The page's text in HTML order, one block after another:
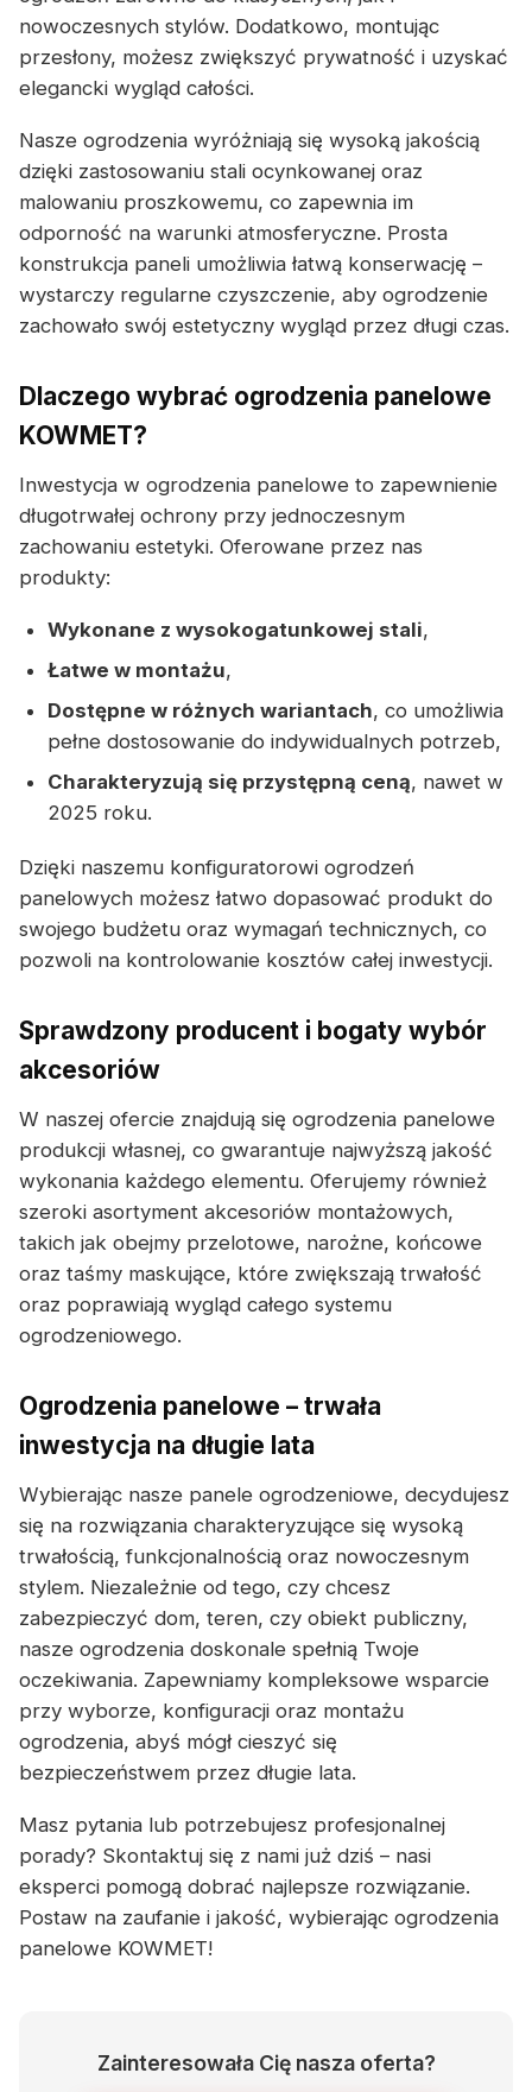
nowoczesnych stylów. Dodatkowo, montując
przesłony, możesz zwiększyć prywatność i uzyskać
elegancki wygląd całości.
Nasze ogrodzenia wyróżniają się wysoką jakością
dzięki zastosowaniu stali ocynkowanej oraz
malowaniu proszkowemu, co zapewnia im
odporność na warunki atmosferyczne. Prosta
konstrukcja paneli umożliwia łatwą konserwację –
wystarczy regularne czyszczenie, aby ogrodzenie
zachowało swój estetyczny wygląd przez długi czas.
Dlaczego wybrać ogrodzenia panelowe
KOWMET?
Inwestycja w ogrodzenia panelowe to zapewnienie
długotrwałej ochrony przy jednoczesnym
zachowaniu estetyki. Oferowane przez nas
produkty:
Wykonane z wysokogatunkowej stali,
Łatwe w montażu,
Dostępne w różnych wariantach, co umożliwia
pełne dostosowanie do indywidualnych potrzeb,
Charakteryzują się przystępną ceną, nawet w
2025 roku.
Dzięki naszemu konfiguratorowi ogrodzeń
panelowych możesz łatwo dopasować produkt do
swojego budżetu oraz wymagań technicznych, co
pozwoli na kontrolowanie kosztów całej inwestycji.
Sprawdzony producent i bogaty wybór
akcesoriów
W naszej ofercie znajdują się ogrodzenia panelowe
produkcji własnej, co gwarantuje najwyższą jakość
wykonania każdego elementu. Oferujemy również
szeroki asortyment akcesoriów montażowych,
takich jak obejmy przelotowe, narożne, końcowe
oraz taśmy maskujące, które zwiększają trwałość
oraz poprawiają wygląd całego systemu
ogrodzeniowego.
Ogrodzenia panelowe – trwała
inwestycja na długie lata
Wybierając nasze panele ogrodzeniowe, decydujesz
się na rozwiązania charakteryzujące się wysoką
trwałością, funkcjonalnością oraz nowoczesnym
stylem. Niezależnie od tego, czy chcesz
zabezpieczyć dom, teren, czy obiekt publiczny,
nasze ogrodzenia doskonale spełnią Twoje
oczekiwania. Zapewniamy kompleksowe wsparcie
przy wyborze, konfiguracji oraz montażu
ogrodzenia, abyś mógł cieszyć się
bezpieczeństwem przez długie lata.
Masz pytania lub potrzebujesz profesjonalnej
porady? Skontaktuj się z nami już dziś – nasi
eksperci pomogą dobrać najlepsze rozwiązanie.
Postaw na zaufanie i jakość, wybierając ogrodzenia
panelowe KOWMET!
Zainteresowała Cię nasza oferta?